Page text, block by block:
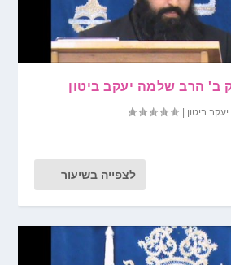
ב' הרב שלמה יעקב ביטון
ביטון |
לצפייה בשיעור